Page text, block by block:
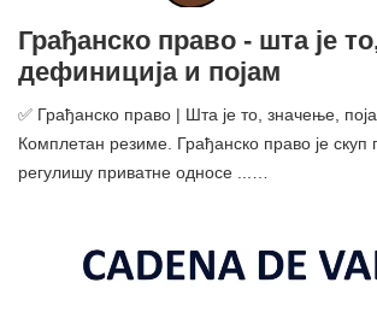
Грађанско право - шта је
дефиниција и појам
✅ Грађанско право | Шта је то, значење,
Комплетан резиме. Грађанско право је скуп
регулишу приватне односе ...…